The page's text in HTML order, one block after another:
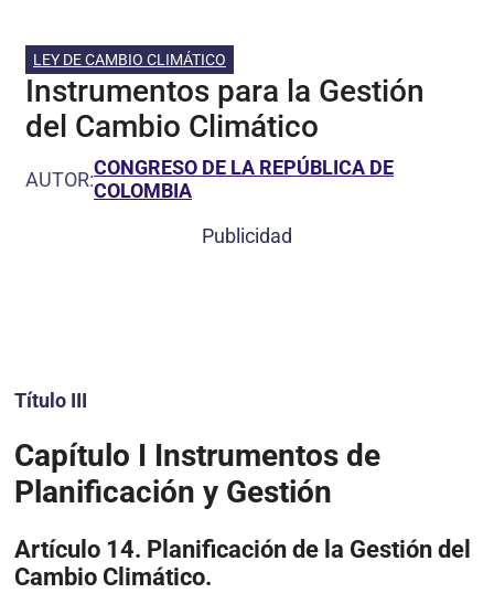
LEY DE CAMBIO CLIMÁTICO
Instrumentos para la Gestión
del Cambio Climático
AUTOR:CONGRESO DE LA REPÚBLICA DE
COLOMBIA
Publicidad
Título III
Capítulo I Instrumentos de
Planificación y Gestión
Artículo 14. Planificación de la Gestión del
Cambio Climático.